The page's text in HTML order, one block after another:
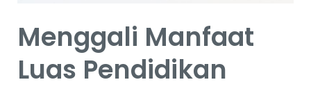
Menggali Manfaat
Luas Pendidikan